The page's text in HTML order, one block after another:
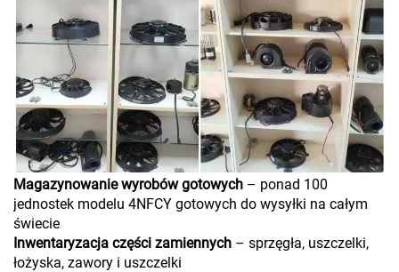
Magazynowanie wyrobów gotowych – ponad 100
jednostek modelu 4NFCY gotowych do wysyłki na całym
świecie
Inwentaryzacja części zamiennych – sprzęgła, uszczelki,
łożyska, zawory i uszczelki